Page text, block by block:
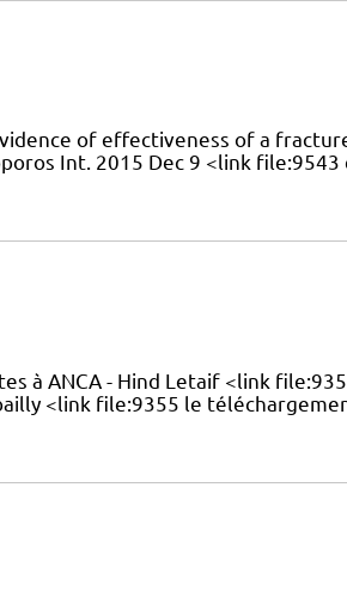
of effectiveness of a
Int. 2015 Dec 9 <link file:9543
à ANCA - Hind Letaif <link
<link file:9355 le